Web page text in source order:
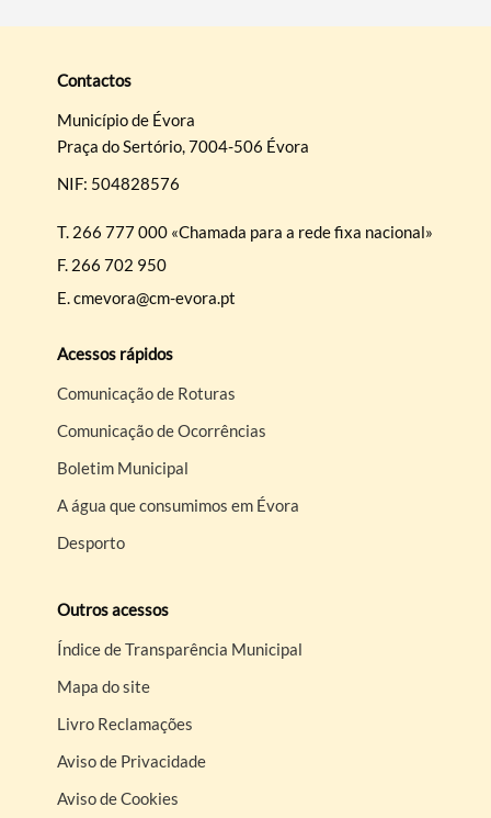
Contactos
Município de Évora
Praça do Sertório, 7004-506 Évora
NIF: 504828576
T. 266 777 000 «Chamada para a rede fixa nacional»
F. 266 702 950
E.cmevora@cm-evora.pt
Acessos rápidos
Comunicação de Roturas
Comunicação de Ocorrências
Boletim Municipal
A água que consumimos em Évora
Desporto
Outros acessos
Índice de Transparência Municipal
Mapa do site
Livro Reclamações
Aviso de Privacidade
Aviso de Cookies